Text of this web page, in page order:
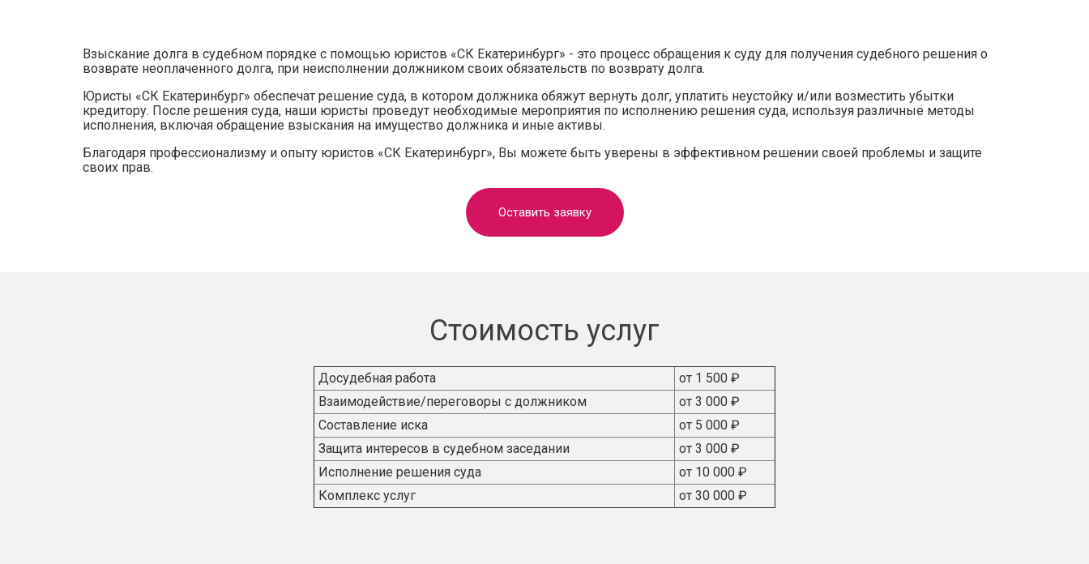
Взыскание долга в судебном порядке с помощью юристов «СК Екатеринбург» - это процесс обращения к суду для получения судебного решения о
возврате неоплаченного долга, при неисполнении должником своих обязательств по возврату долга.
Юристы «СК Екатеринбург» обеспечат решение суда, в котором должника обяжут вернуть долг, уплатить неустойку и/или возместить убытки
кредитору. После решения суда, наши юристы проведут необходимые мероприятия по исполнению решения суда, используя различные методы
исполнения, включая обращение взыскания на имущество должника и иные активы.
Благодаря профессионализму и опыту юристов «СК Екатеринбург», Вы можете быть уверены в эффективном решении своей проблемы и защите
своих прав.
Оставить заявку
Стоимость услуг
Досудебная работа
от 1 500 ₽
Взаимодействие/переговоры с должником
от 3 000 ₽
Составление иска
от 5 000 ₽
Защита интересов в судебном заседании
от 3 000 ₽
Исполнение решения суда
от 10 000 ₽
Комплекс услуг
от 30 000 ₽